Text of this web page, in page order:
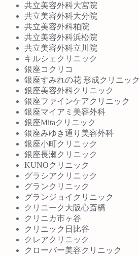
共立美容外科大宮院
共立美容外科大分院
共立美容外科柏院
共立美容外科浜松院
共立美容外科立川院
キルシェクリニック
銀座コクリコ
銀座すみれの花 形成クリニック
銀座美容外科クリニック
銀座ファインケアクリニック
銀座マイアミ美容外科
銀座Mitaクリニック
銀座みゆき通り美容外科
銀座小町クリニック
銀座長瀬クリニック
KUNOクリニック
グラシアクリニック
グランクリニック
グランジョイクリニック
クリニーク大阪心斎橋
クリニカ市ヶ谷
クリニック日比谷
クレアクリニック
クローバー美容クリニック